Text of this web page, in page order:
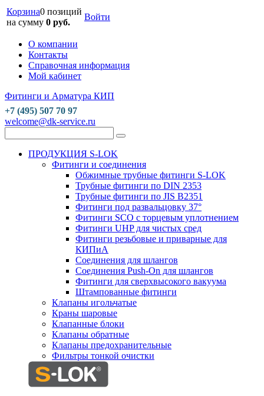
Корзина0 позиций
на сумму 0 руб.
Войти
О компании
Контакты
Справочная информация
Мой кабинет
Фитинги и Арматура КИП
+7 (495) 507 70 97
welcome@dk-service.ru
ПРОДУКЦИЯ S-LOK
Фитинги и соединения
Обжимные трубные фитинги S-LOK
Трубные фитинги по DIN 2353
Трубные фитинги по JIS B2351
Фитинги под развальцовку 37°
Фитинги SCO с торцевым уплотнением
Фитинги UHP для чистых сред
Фитинги резьбовые и приварные для
КИПиА
Соединения для шлангов
Соединения Push-On для шлангов
Фитинги для сверхвысокого вакуума
Штампованные фитинги
Клапаны игольчатые
Краны шаровые
Клапанные блоки
Клапаны обратные
Клапаны предохранительные
Фильтры тонкой очистки